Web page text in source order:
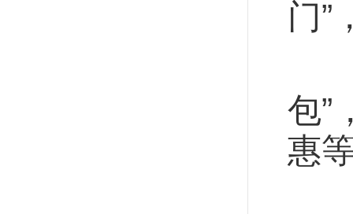
门”
包”
惠